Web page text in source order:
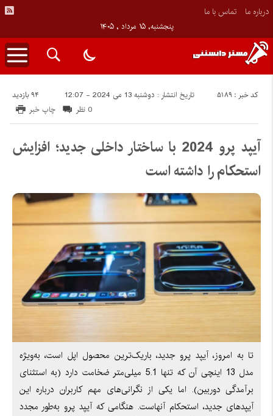
درباره ما تماس با ما
پنجشنبه, ۱۵ مرداد , ۱۴۰۵
تاریخ انتشار : دوشنبه 13 می 2024 - 12:07 94 بازدید کد خبر : 5189
چاپ خبر 0 نظر
آیپد پرو 2024 با ساختار داخلی جدید؛ افزایش
استحکام را داشته است
تا به امروز، آیپد پرو جدید، باریک‌ترین محصول اپل است، به‌ویژه
مدل 13 اینچی آن که تنها 5.1 میلی‌متر ضخامت دارد (به استثنای
برآمدگی دوربین). اما یکی از نگرانی‌های مهم کاربران درباره این
آیپدهای جدید، استحکام آنهاست. هنگامی که آیپد پرو به‌طور مجدد